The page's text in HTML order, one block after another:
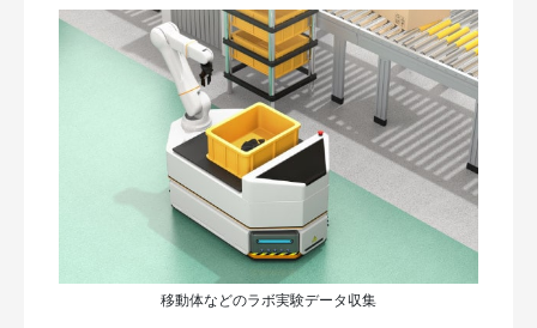
移動体などのラボ実験データ収集